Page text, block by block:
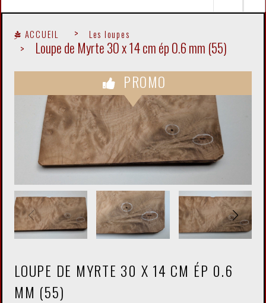
ACCUEIL Les loupes
Loupe de Myrte 30 x 14 cm ép 0.6 mm (55)
PROMO
LOUPE DE MYRTE 30 X 14 CM ÉP 0.6
MM (55)